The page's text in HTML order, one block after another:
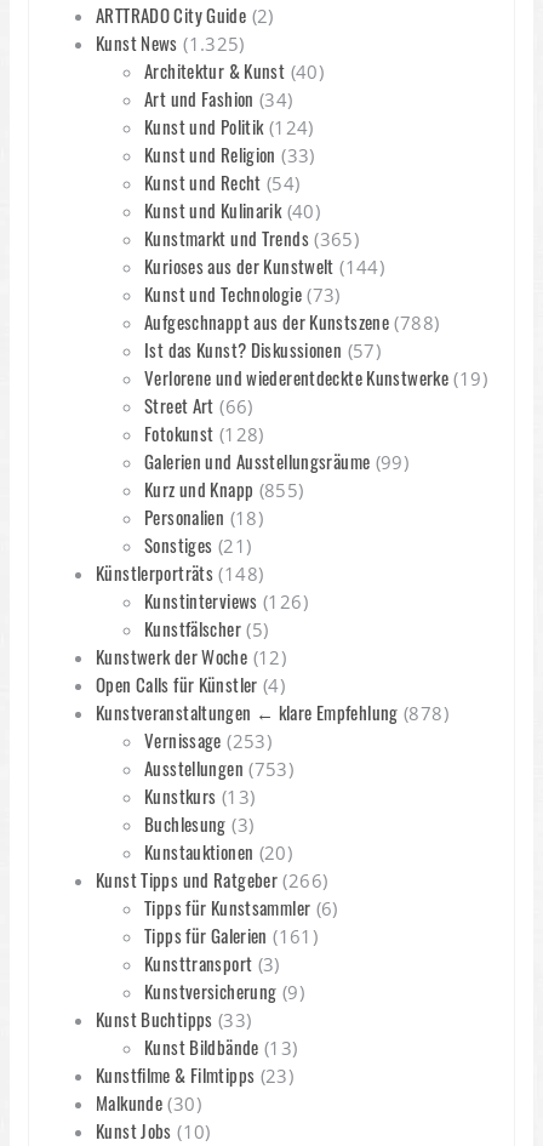
ARTTRADO City Guide (2)
Kunst News (1.325)
Architektur & Kunst (40)
Art und Fashion (34)
Kunst und Politik(124)
Kunst und Religion (33)
Kunst und Recht (54)
Kunst und Kulinarik(40)
Kunstmarkt und Trends(365)
Kurioses aus der Kunstwelt (144)
Kunst und Technologie(73)
Aufgeschnappt aus der Kunstszene (788)
Ist das Kunst? Diskussionen (57)
Verlorene und wiederentdeckte Kunstwerke (19)
Street Art (66)
Fotokunst (128)
Galerien und Ausstellungsräume (99)
Kurz und Knapp (855)
Personalien (18)
Sonstiges (21)
Künstlerporträts (148)
Kunstinterviews (126)
Kunstfälscher(5)
Kunstwerk der Woche (12)
Open Calls für Künstler (4)
Kunstveranstaltungen ← klare Empfehlung (878)
Vernissage (253)
Ausstellungen (753)
Kunstkurs (13)
Buchlesung (3)
Kunstauktionen (20)
Kunst Tipps und Ratgeber (266)
Tipps für Kunstsammler (6)
Tipps für Galerien (161)
Kunsttransport (3)
Kunstversicherung (9)
Kunst Buchtipps (33)
Kunst Bildbände (13)
Kunstfilme & Filmtipps (23)
Malkunde (30)
Kunst Jobs (10)